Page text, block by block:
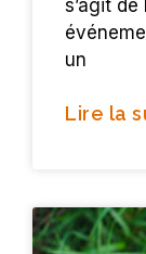
s’agit
un
Lire la